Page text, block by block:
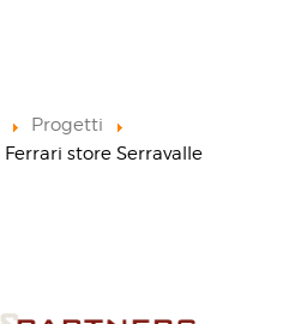
Progetti
Ferrari store Serravalle